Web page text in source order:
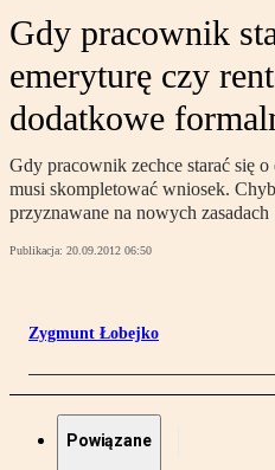
Gdy pracownik
emeryturę czy
dodatkowe
Gdy pracownik zechce starać się
musi skompletować wniosek.
przyznawane na nowych zasadach
Publikacja: 20.09.2012 06:50
Zygmunt Łobejko
Powiązane